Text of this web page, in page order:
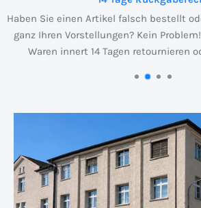
Haben Sie einen Artikel falsch bestellt
ganz Ihren Vorstellungen? Kein
Waren innert 14 Tagen retournieren